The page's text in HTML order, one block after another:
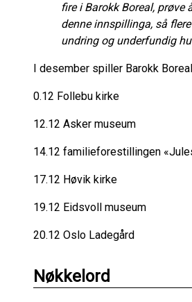
fire i Barokk Boreal,
denne innspillinga, så
undring og underfundig
I desember spiller Barokk
0.12 Follebu kirke
12.12 Asker museum
14.12 familieforestillingen
17.12 Høvik kirke
19.12 Eidsvoll museum
20.12 Oslo Ladegård
Nøkkelord